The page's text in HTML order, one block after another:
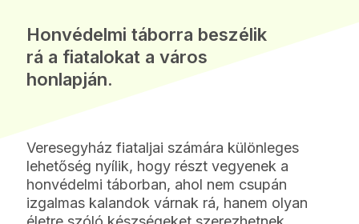
Honvédelmi táborra beszélik
rá a fiatalokat a város
honlapján.
Veresegyház fiataljai számára különleges
lehetőség nyílik, hogy részt vegyenek a
honvédelmi táborban, ahol nem csupán
izgalmas kalandok várnak rá, hanem olyan